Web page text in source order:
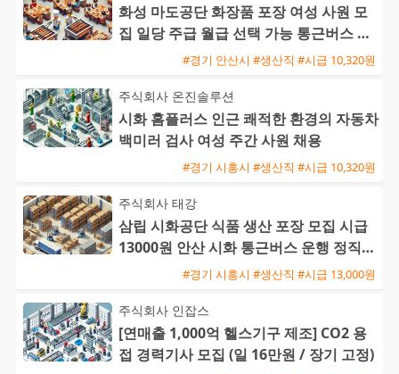
화성 마도공단 화장품 포장 여성 사원 모
집 일당 주급 월급 선택 가능 통근버스 운
#경기 안산시 #생산직 #시급 10,320원
주식회사 온진솔루션
시화 홈플러스 인근 쾌적한 환경의 자동차
백미러 검사 여성 주간 사원 채용
#경기 시흥시 #생산직 #시급 10,320원
주식회사 태강
삼립 시화공단 식품 생산 포장 모집 시급
13000원 안산 시화 통근버스 운행 정직원
#경기 시흥시 #생산직 #시급 13,000원
주식회사 인잡스
[연매출 1,000억 헬스기구 제조] CO2 용
접 경력기사 모집 (일 16만원 / 장기 고정)